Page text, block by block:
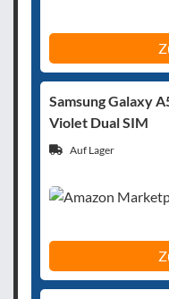
Samsung Galaxy
Violet Dual SIM
Auf Lager